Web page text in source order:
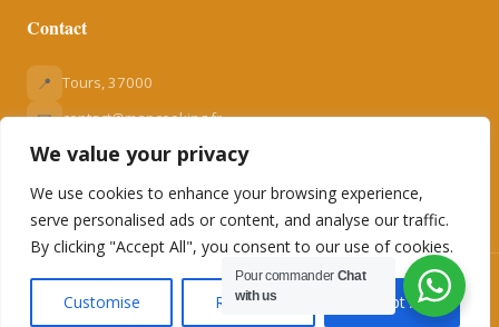
We value your privacy
We use cookies to enhance your browsing experience,
serve personalised ads or content, and analyse our traffic.
By clicking "Accept All", you consent to our use of cookies.
Customise Reject All Accept All
Contact
📍 Tours, 37000
📧 contact@mapcooking.fr
📞 06 48 26 42 11
📞 06 51 40 80 33
© 2026 Map'Cooking. Tous droits réservés.
Site par
LES DIGICOM
Pour commander Chat
with us